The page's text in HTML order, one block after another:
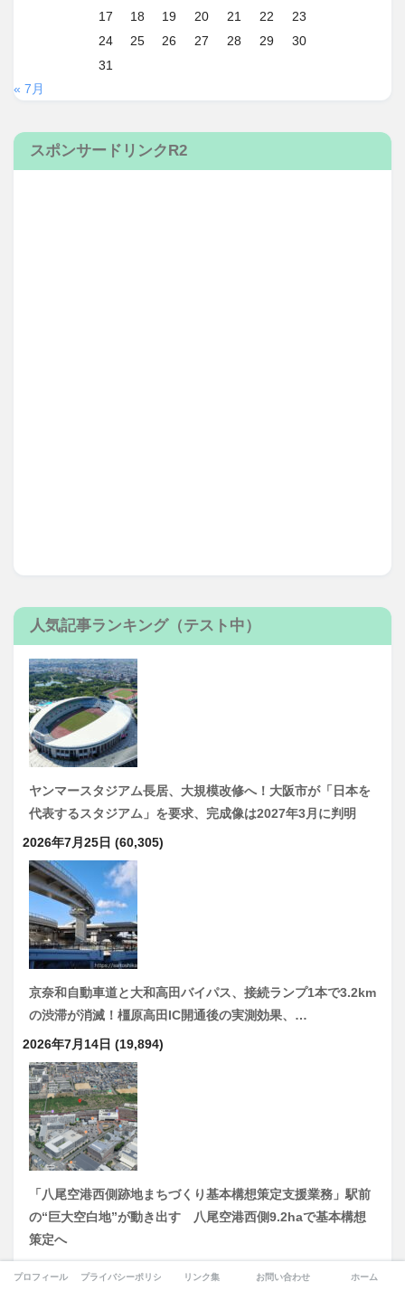
17
18 19 20 21 22
23
24
25 26 27 28 29
30
31
« 7月
スポンサードリンクR2
人気記事ランキング（テスト中）
ヤンマースタジアム長居、大規模改修へ！大阪市が「日本を
代表するスタジアム」を要求、完成像は2027年3月に判明
2026年7月25日 (60,305)
京奈和自動車道と大和高田バイパス、接続ランプ1本で3.2km
の渋滞が消滅！橿原高田IC開通後の実測効果、…
2026年7月14日 (19,894)
「八尾空港西側跡地まちづくり基本構想策定支援業務」駅前
の“巨大空白地”が動き出す 八尾空港西側9.2haで基本構想
策定へ
2026年7月28日
プロフィール プライバシーポリシー リンク集 お問い合わせ ホーム